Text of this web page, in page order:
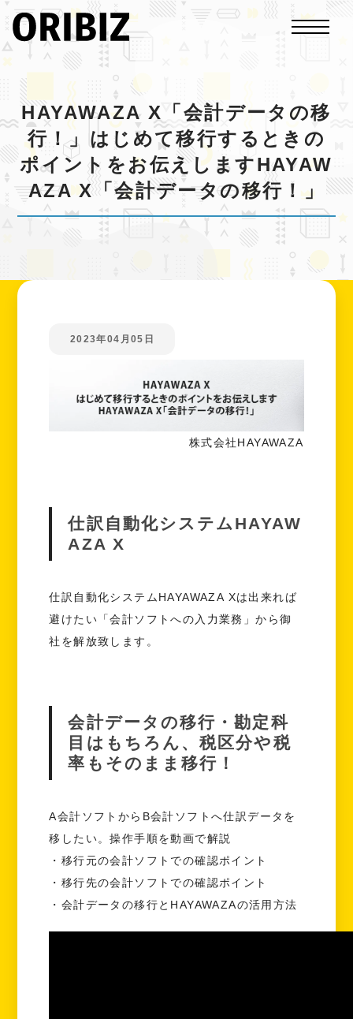
HAYAWAZA X「会計データの移
行！」はじめて移行するときの
ポイントをお伝えしますHAYAW
AZA X「会計データの移行！」
2023年04月05日
株式会社HAYAWAZA
仕訳自動化システムHAYAW
AZA X
仕訳自動化システムHAYAWAZA Xは出来れば
避けたい「会計ソフトへの入力業務」から御
社を解放致します。
会計データの移行・勘定科
目はもちろん、税区分や税
率もそのまま移行！
A会計ソフトからB会計ソフトへ仕訳データを
移したい。操作手順を動画で解説
・移行元の会計ソフトでの確認ポイント
・移行先の会計ソフトでの確認ポイント
・会計データの移行とHAYAWAZAの活用方法